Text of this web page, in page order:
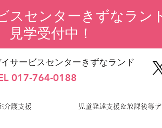
スセンターきずなラン
見学受付中！
サービスセンターきずなランド
017-764-0188
介護支援 児童発達支援＆放課後等